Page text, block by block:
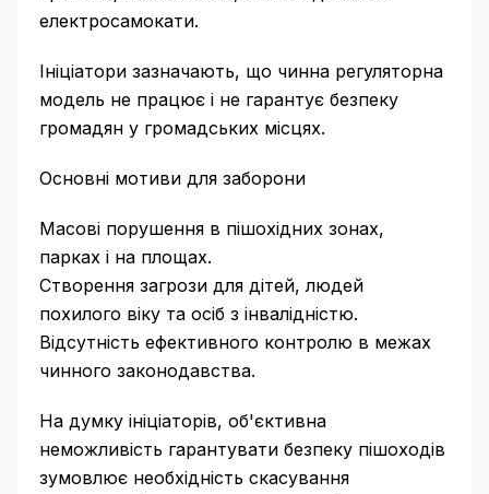
електросамокати.
Ініціатори зазначають, що чинна регуляторна
модель не працює і не гарантує безпеку
громадян у громадських місцях.
Основні мотиви для заборони
Масові порушення в пішохідних зонах,
парках і на площах.
Створення загрози для дітей, людей
похилого віку та осіб з інвалідністю.
Відсутність ефективного контролю в межах
чинного законодавства.
На думку ініціаторів, об'єктивна
неможливість гарантувати безпеку пішоходів
зумовлює необхідність скасування